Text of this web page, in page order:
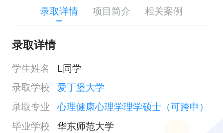
录取详情 项目简介 相关案例
录取详情
学生姓名
L同学
录取学校 爱丁堡大学
录取专业 心理健康心理学理学硕士（可跨申）
毕业学校 华东师范大学